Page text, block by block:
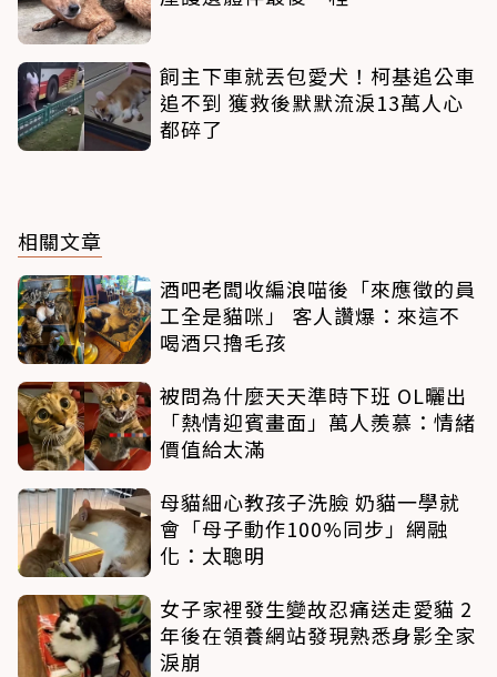
飼主下車就丟包愛犬！柯基追公車
追不到 獲救後默默流淚13萬人心
都碎了
相關文章
酒吧老闆收編浪喵後「來應徵的員
工全是貓咪」 客人讚爆：來這不
喝酒只擼毛孩
被問為什麼天天準時下班 OL曬出
「熱情迎賓畫面」萬人羨慕：情緒
價值給太滿
母貓細心教孩子洗臉 奶貓一學就
會「母子動作100%同步」網融
化：太聰明
女子家裡發生變故忍痛送走愛貓 2
年後在領養網站發現熟悉身影全家
淚崩